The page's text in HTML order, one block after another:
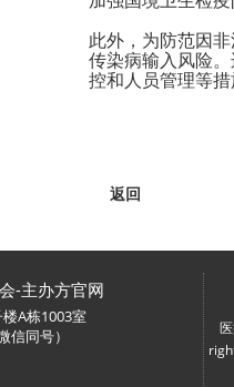
此外，为防范因
传染病输入风险
控和人员管理等
返回
-主办方官网
A栋1003室
信同号）